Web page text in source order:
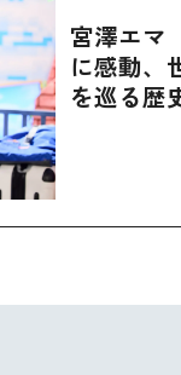
宮澤エ
に感動、
を巡る歴